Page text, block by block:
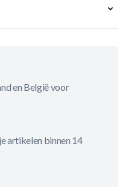
en België voor
artikelen binnen 14